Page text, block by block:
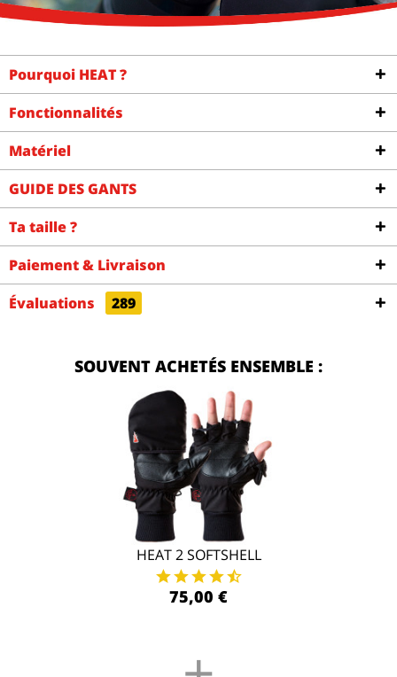
Pourquoi HEAT ?
Fonctionnalités
Matériel
GUIDE DES GANTS
Ta taille ?
Paiement & Livraison
Évaluations
289
SOUVENT ACHETÉS ENSEMBLE :
HEAT 2 SOFTSHELL
75,00 €